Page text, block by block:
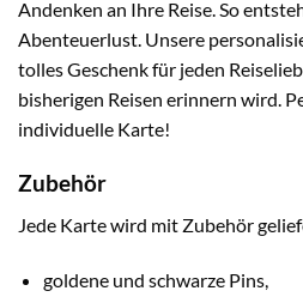
Andenken an Ihre Reise. So
Abenteuerlust. Unsere
tolles Geschenk für jeden
bisherigen Reisen erinnern wird.
individuelle Karte!
Zubehör
Jede Karte wird mit Zubehör
goldene und schwarze Pins,